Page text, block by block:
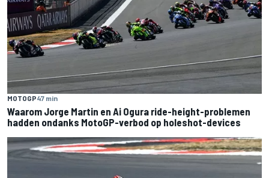
MOTOGP47 min
Waarom Jorge Martin en Ai Ogura ride-height-problemen
hadden ondanks MotoGP-verbod op holeshot-devices